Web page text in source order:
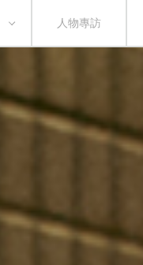
人物專訪